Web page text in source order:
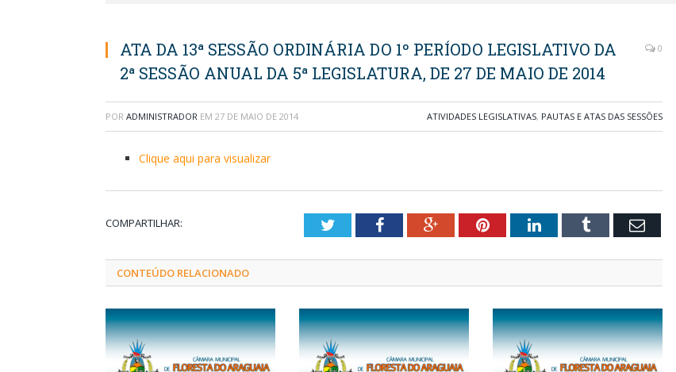
ATA DA 13ª SESSÃO ORDINÁRIA DO 1º PERÍODO LEGISLATIVO DA
2ª SESSÃO ANUAL DA 5ª LEGISLATURA, DE 27 DE MAIO DE 2014
0
POR ADMINISTRADOR EM 27 DE MAIO DE 2014 ATIVIDADES LEGISLATIVAS, PAUTAS E ATAS DAS SESSÕES
Clique aqui para visualizar
COMPARTILHAR: TwitterFacebookGoogle+PinterestLinkedInTumblr Email
CONTEÚDO RELACIONADO